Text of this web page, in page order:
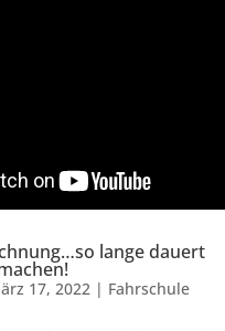
lange dauert
17, 2022 | Fahrschule